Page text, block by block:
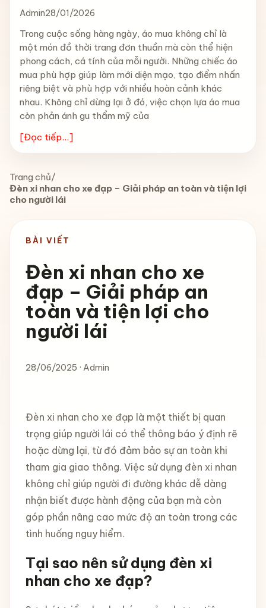
Admin28/01/2026
Trong cuộc sống hàng ngày, áo mua không chỉ là
một món đồ thời trang đơn thuần mà còn thể hiện
phong cách, cá tính của mỗi người. Những chiếc áo
mua phù hợp giúp làm mới diện mạo, tạo điểm nhấn
riêng biệt và phù hợp với nhiều hoàn cảnh khác
nhau. Không chỉ dừng lại ở đó, việc chọn lựa áo mua
còn phản ánh gu thẩm mỹ của
[Đọc tiếp...]
Trang chủ/
Đèn xi nhan cho xe đạp – Giải pháp an toàn và tiện lợi
cho người lái
BÀI VIẾT
Đèn xi nhan cho xe
đạp – Giải pháp an
toàn và tiện lợi cho
người lái
28/06/2025 · Admin
Đèn xi nhan cho xe đạp là một thiết bị quan
trọng giúp người lái có thể thông báo ý định rẽ
hoặc dừng lại, từ đó đảm bảo sự an toàn khi
tham gia giao thông. Việc sử dụng đèn xi nhan
không chỉ giúp người đi đường khác dễ dàng
nhận biết được hành động của bạn mà còn
góp phần nâng cao mức độ an toàn trong các
tình huống nguy hiểm.
Tại sao nên sử dụng đèn xi
nhan cho xe đạp?